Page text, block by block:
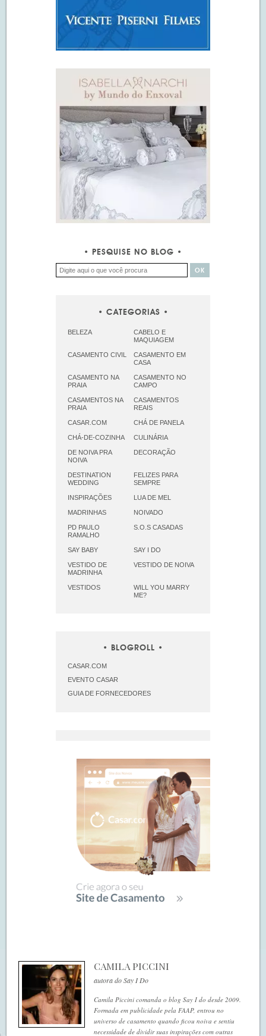
PESQUISE NO BLOG
CATEGORIAS
BELEZA
CABELO E
MAQUIAGEM
CASAMENTO CIVIL
CASAMENTO EM
CASA
CASAMENTO NA
PRAIA
CASAMENTO NO
CAMPO
CASAMENTOS NA
PRAIA
CASAMENTOS
REAIS
CASAR.COM CHÁ DE PANELA
CHÁ-DE-COZINHA CULINÁRIA
DE NOIVA PRA
NOIVA
DECORAÇÃO
DESTINATION
WEDDING
FELIZES PARA
SEMPRE
INSPIRAÇÕES LUA DE MEL
MADRINHAS NOIVADO
PD PAULO
RAMALHO
S.O.S CASADAS
SAY BABY SAY I DO
VESTIDO DE
MADRINHA
VESTIDO DE NOIVA
VESTIDOS
WILL YOU MARRY
ME?
BLOGROLL
CASAR.COM
EVENTO CASAR
GUIA DE FORNECEDORES
CAMILA PICCINI
autora do Say I Do
Camila Piccini comanda o blog Say I do desde 2009.
Formada em publicidade pela FAAP, entrou no
universo de casamento quando ficou noiva e sentiu
necessidade de dividir suas inspirações com outras